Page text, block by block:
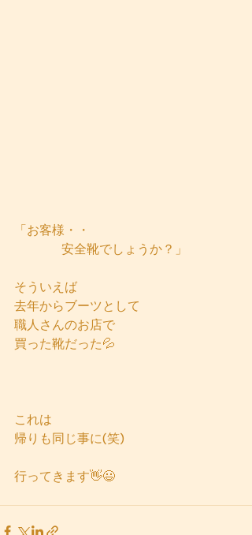
「お客様・・
安全靴でしょうか？」
そういえば
去年からブーツとして
職人さんのお店で
買った靴だった💦
これは
帰りも同じ事に(笑)
行ってきます👋😃